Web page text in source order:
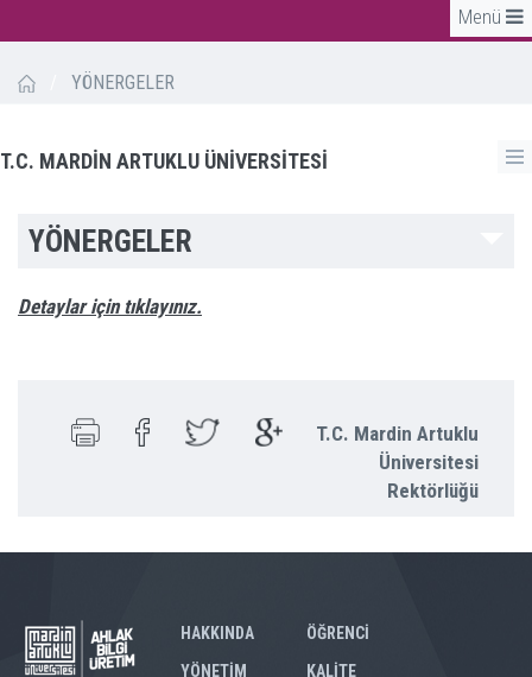
Menü
YÖNERGELER
T.C. MARDİN ARTUKLU ÜNİVERSİTESİ
YÖNERGELER
Detaylar için tıklayınız.
T.C. Mardin Artuklu
Üniversitesi
Rektörlüğü
HAKKINDA
YÖNETİM
ÖĞRENCİ
KALİTE